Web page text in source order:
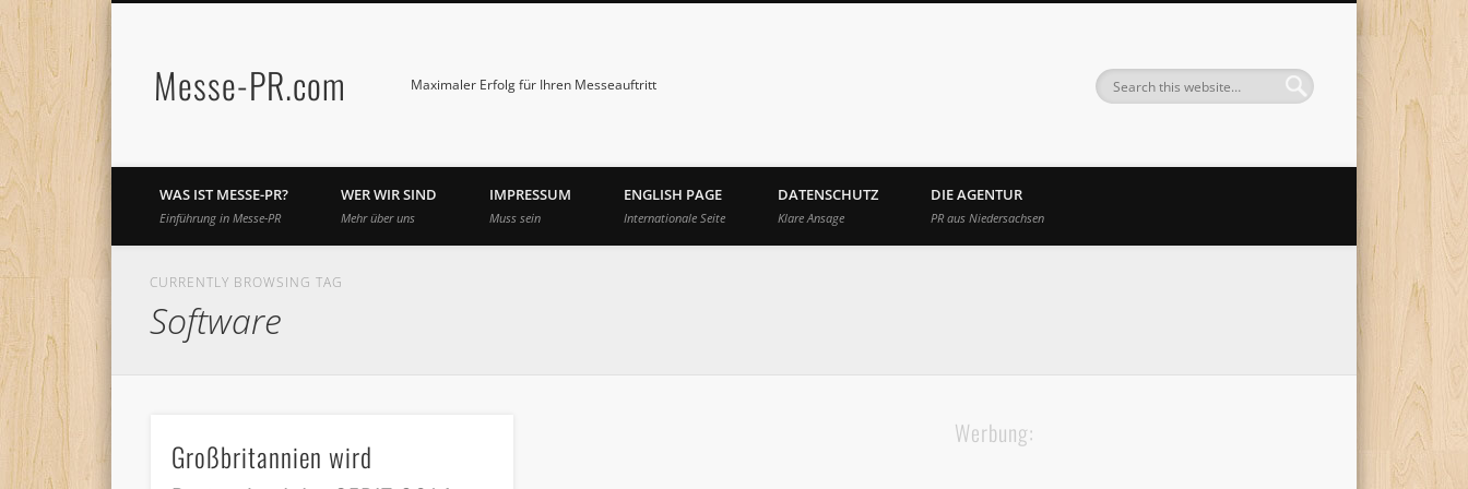
Messe-PR.com Maximaler Erfolg für Ihren Messeauftritt
WAS IST MESSE-PR?
Einführung in Messe-PR
WER WIR SIND
Mehr über uns
IMPRESSUM
Muss sein
ENGLISH PAGE
Internationale Seite
DATENSCHUTZ
Klare Ansage
DIE AGENTUR
PR aus Niedersachsen
CURRENTLY BROWSING TAG
Software
Großbritannien wird
Werbung: